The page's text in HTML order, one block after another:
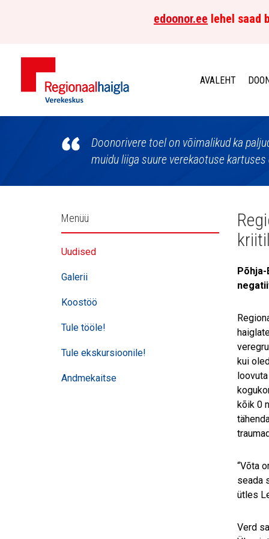
edoonor.ee lehel saad
Põhja-
AVALEHT
Doonorivere toel on võimalikud ka
muidu liiga suure verekaotuse
Külgpaani
navigatsioon
Menüü
Uudised
Galerii
Koostöö
Tule tööle!
Tule ekskursioonile!
Andmekaitse
kui
kõik 0
“Võta
seada
ütles
Verd